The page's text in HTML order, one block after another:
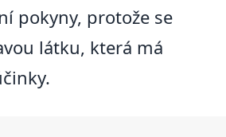
pokyny, protože se
látku, která má